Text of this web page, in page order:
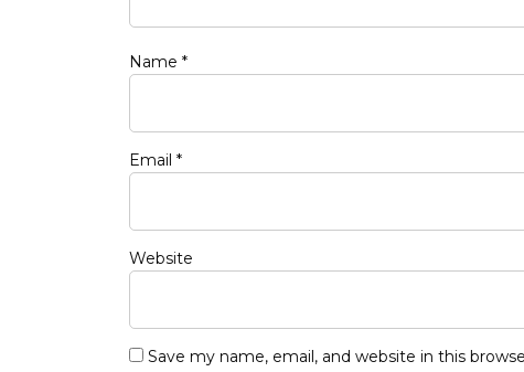
Name *
Email *
Website
Save my name, email, and website in this